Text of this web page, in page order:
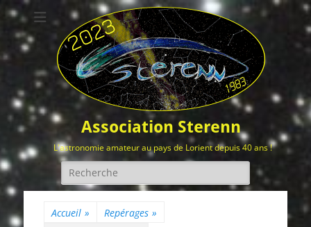
Association Sterenn
L'astronomie amateur au pays de Lorient depuis 40 ans !
Rechercher :
Accueil » Repérages »